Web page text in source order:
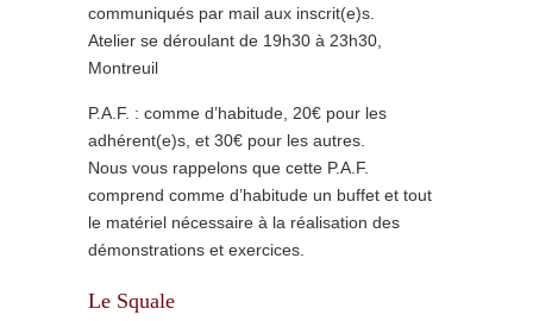
communiqués par mail aux inscrit(e)s.
Atelier se déroulant de 19h30 à 23h30,
Montreuil
P.A.F. : comme d’habitude, 20€ pour les
adhérent(e)s, et 30€ pour les autres.
Nous vous rappelons que cette P.A.F.
comprend comme d’habitude un buffet et tout
le matériel nécessaire à la réalisation des
démonstrations et exercices.
Le Squale